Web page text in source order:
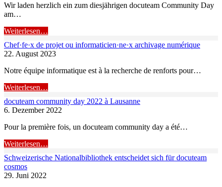
Wir laden herzlich ein zum diesjährigen docuteam Community Day
am…
Weiterlesen…
Chef·fe·x de projet ou informaticien·ne·x archivage numérique
22. August 2023
Notre équipe informatique est à la recherche de renforts pour…
Weiterlesen…
docuteam community day 2022 à Lausanne
6. Dezember 2022
Pour la première fois, un docuteam community day a été…
Weiterlesen…
Schweizerische Nationalbibliothek entscheidet sich für docuteam
cosmos
29. Juni 2022